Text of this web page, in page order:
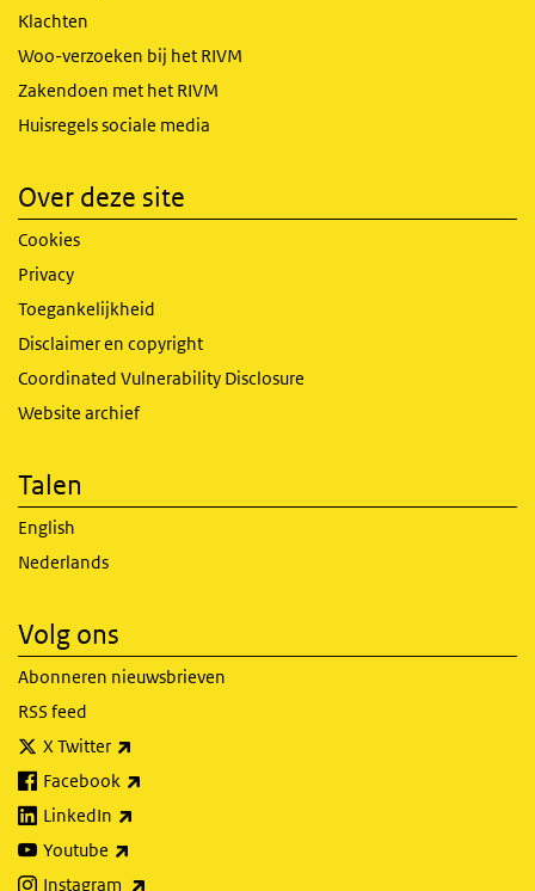
Klachten
Woo-verzoeken bij het RIVM
Zakendoen met het RIVM
Huisregels sociale media
Over deze site
Cookies
Privacy
Toegankelijkheid
Disclaimer en copyright
Coordinated Vulnerability Disclosure
Website archief
Talen
English
Nederlands
Volg ons
Abonneren nieuwsbrieven
RSS feed
X Twitter
Facebook
LinkedIn
Youtube
Instagram